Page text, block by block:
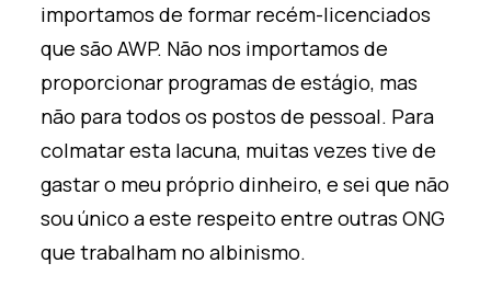
importamos de formar recém-licenciados
que são AWP. Não nos importamos de
proporcionar programas de estágio, mas
não para todos os postos de pessoal. Para
colmatar esta lacuna, muitas vezes tive de
gastar o meu próprio dinheiro, e sei que não
sou único a este respeito entre outras ONG
que trabalham no albinismo.